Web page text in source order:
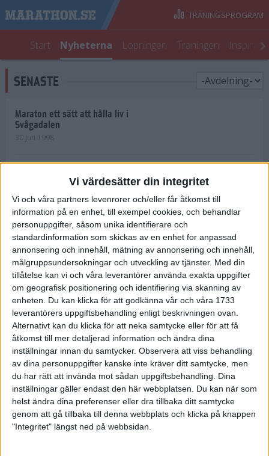
Vi värdesätter din integritet
Vi och våra partners levenrorer och/eller får åtkomst till
information på en enhet, till exempel cookies, och behandlar
personuppgifter, såsom unika identifierare och
standardinformation som skickas av en enhet for anpassad
annonsering och innehåll, mätning av annonsering och innehåll,
målgruppsundersokningar och utveckling av tjänster. Med din
tillåtelse kan vi och våra leverantörer använda exakta uppgifter
om geografisk positionering och identifiering via skanning av
enheten. Du kan klicka för att godkänna vår och våra 1733
leverantörers uppgiftsbehandling enligt beskrivningen ovan.
Alternativt kan du klicka för att neka samtycke eller för att få
åtkomst till mer detaljerad information och ändra dina
inställningar innan du samtycker. Observera att viss behandling
av dina personuppgifter kanske inte kräver ditt samtycke, men
du har rätt att invända mot sådan uppgiftsbehandling. Dina
inställningar gäller endast den här webbplatsen. Du kan när som
helst ändra dina preferenser eller dra tillbaka ditt samtycke
genom att gå tillbaka till denna webbplats och klicka på knappen
"Integritet" längst ned på webbsidan.
Start Nyheterna Löpningen Träningen
TRÄNINGSPROGRAM
SENASTE
Maraton ett sätt att hålla liv i
Svågadalen
30 jun 1998
Norrlänningar firade semester i
Strängnäs
28 jun 1998
Maratonlöparna bäst i Trosa
I år fick Andervang kransen
27 jun 1998
Intresset ökar för Lidingöloppet
26 jun 1998
Värmemara
väntarvärldsmästaraspiranter
24 jun 1998